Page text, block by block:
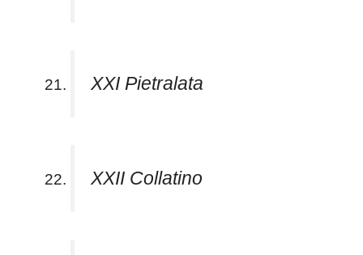
XXI Pietralata
XXII Collatino